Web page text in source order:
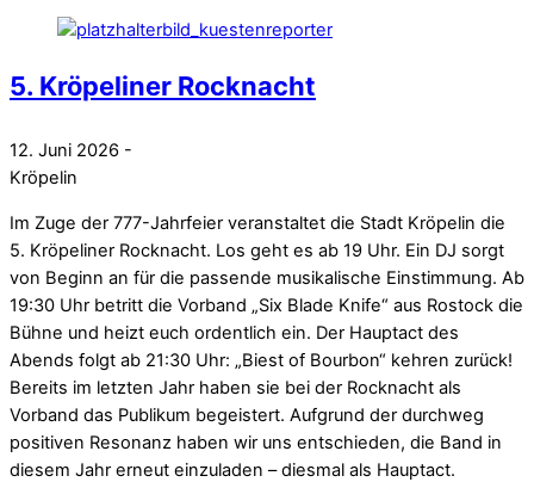
5. Kröpeliner Rocknacht
12. Juni 2026 -
Kröpelin
Im Zuge der 777-Jahrfeier veranstaltet die Stadt Kröpelin die
5. Kröpeliner Rocknacht. Los geht es ab 19 Uhr. Ein DJ sorgt
von Beginn an für die passende musikalische Einstimmung. Ab
19:30 Uhr betritt die Vorband „Six Blade Knife“ aus Rostock die
Bühne und heizt euch ordentlich ein. Der Hauptact des
Abends folgt ab 21:30 Uhr: „Biest of Bourbon“ kehren zurück!
Bereits im letzten Jahr haben sie bei der Rocknacht als
Vorband das Publikum begeistert. Aufgrund der durchweg
positiven Resonanz haben wir uns entschieden, die Band in
diesem Jahr erneut einzuladen – diesmal als Hauptact.